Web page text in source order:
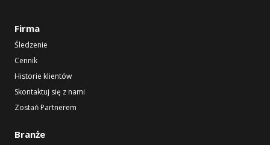
Firma
Śledzenie
Cennik
Historie klientów
Skontaktuj się z nami
Zostań Partnerem
Branże